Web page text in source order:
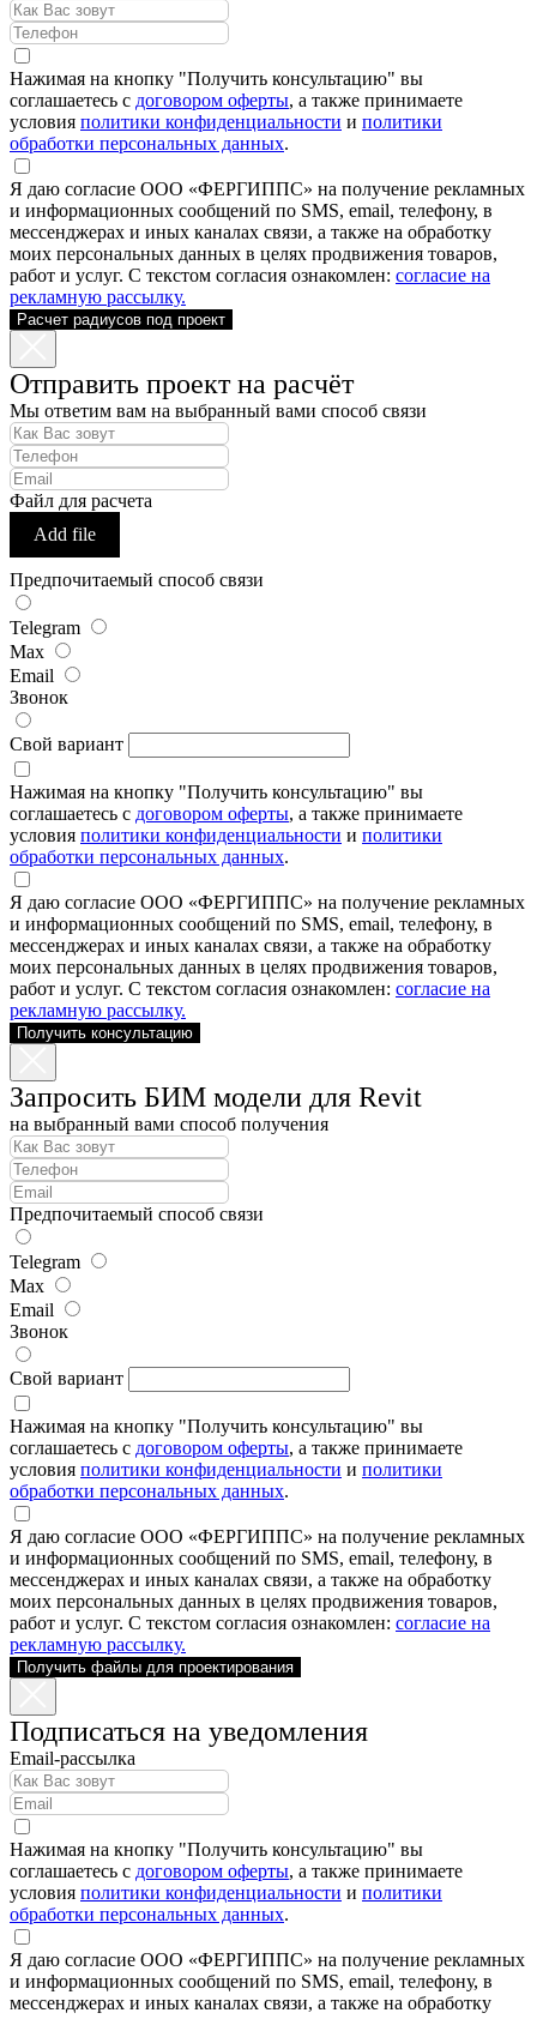
Нажимая на кнопку "Получить консультацию" вы
соглашаетесь с договором оферты, а также принимаете
условия политики конфиденциальности и политики
обработки персональных данных.
Я даю согласие ООО «ФЕРГИППС» на получение рекламных
и информационных сообщений по SMS, email, телефону, в
мессенджерах и иных каналах связи, а также на обработку
моих персональных данных в целях продвижения товаров,
работ и услуг. С текстом согласия ознакомлен: согласие на
рекламную рассылку.
Расчет радиусов под проект
Отправить проект на расчёт
Мы ответим вам на выбранный вами способ связи
Файл для расчета
Add file
Предпочитаемый способ связи
Telegram
Max
Email
Звонок
Свой вариант
Нажимая на кнопку "Получить консультацию" вы
соглашаетесь с договором оферты, а также принимаете
условия политики конфиденциальности и политики
обработки персональных данных.
Я даю согласие ООО «ФЕРГИППС» на получение рекламных
и информационных сообщений по SMS, email, телефону, в
мессенджерах и иных каналах связи, а также на обработку
моих персональных данных в целях продвижения товаров,
работ и услуг. С текстом согласия ознакомлен: согласие на
рекламную рассылку.
Получить консультацию
Запросить БИМ модели для Revit
на выбранный вами способ получения
Предпочитаемый способ связи
Telegram
Max
Email
Звонок
Свой вариант
Нажимая на кнопку "Получить консультацию" вы
соглашаетесь с договором оферты, а также принимаете
условия политики конфиденциальности и политики
обработки персональных данных.
Я даю согласие ООО «ФЕРГИППС» на получение рекламных
и информационных сообщений по SMS, email, телефону, в
мессенджерах и иных каналах связи, а также на обработку
моих персональных данных в целях продвижения товаров,
работ и услуг. С текстом согласия ознакомлен: согласие на
рекламную рассылку.
Получить файлы для проектирования
Подписаться на уведомления
Email-рассылка
Нажимая на кнопку "Получить консультацию" вы
соглашаетесь с договором оферты, а также принимаете
условия политики конфиденциальности и политики
обработки персональных данных.
Я даю согласие ООО «ФЕРГИППС» на получение рекламных
и информационных сообщений по SMS, email, телефону, в
мессенджерах и иных каналах связи, а также на обработку